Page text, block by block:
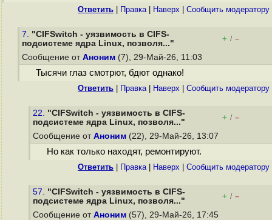
Ответить Правка| Наверх Cообщить модератору
7. "CIFSwitch - уязвимость в CIFS-
подсистеме ядра Linux, позволя..."
+ / –
Сообщение от Аноним (7), 29-Май-26, 11:03
Тысячи глаз смотрют, бдют однако!
Ответить Правка| Наверх Cообщить модератору
22. "CIFSwitch - уязвимость в CIFS-
подсистеме ядра Linux, позволя..."
+ / –
Сообщение от Аноним (22), 29-Май-26, 13:07
Но как только находят, ремонтируют.
Ответить Правка| Наверх Cообщить модератору
57. "CIFSwitch - уязвимость в CIFS-
подсистеме ядра Linux, позволя..."
+ / –
Сообщение от Аноним (57), 29-Май-26, 17:45